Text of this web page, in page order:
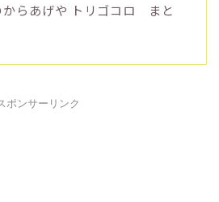
からあげや トリゴコロ まと
ポンサーリンク